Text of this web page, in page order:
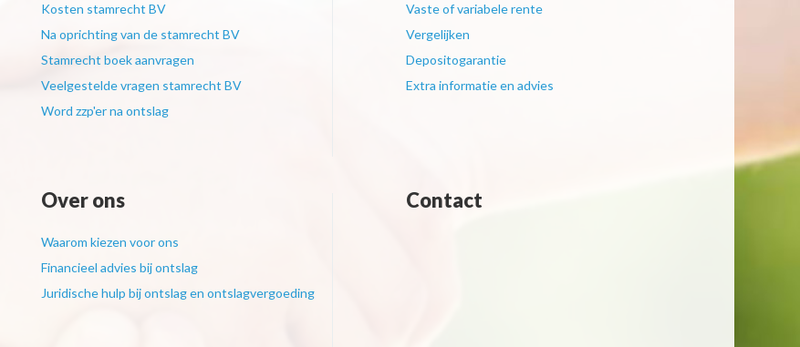
Kosten stamrecht BV
Na oprichting van de stamrecht BV
Stamrecht boek aanvragen
Veelgestelde vragen stamrecht BV
Word zzp'er na ontslag
Over ons
Waarom kiezen voor ons
Financieel advies bij ontslag
Juridische hulp bij ontslag en ontslagvergoeding
Vaste of variabele rente
Vergelijken
Depositogarantie
Extra informatie en advies
Contact